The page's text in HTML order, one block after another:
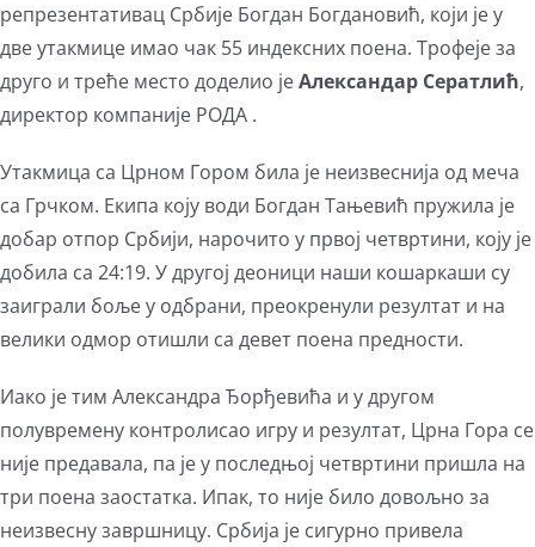
репрезентативац Србије Богдан Богдановић, који је у
две утакмице имао чак 55 индексних поена. Трофеје за
друго и треће место доделио јеАлександар Сератлић,
директор компаније РОДА .
Утакмица са Црном Гором била је неизвеснија од меча
са Грчком. Екипа коју води Богдан Тањевић пружила је
добар отпор Србији, нарочито у првој четвртини, коју је
добила са 24:19. У другој деоници наши кошаркаши су
заиграли боље у одбрани, преокренули резултат и на
велики одмор отишли са девет поена предности.
Иако је тим Александра Ђорђевића и у другом
полувремену контролисао игру и резултат, Црна Гора се
није предавала, па је у последњој четвртини пришла на
три поена заостатка. Ипак, то није било довољно за
неизвесну завршницу. Србија је сигурно привела